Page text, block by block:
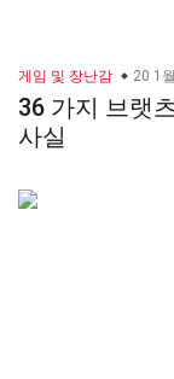
게임 및 장난감 20 1
36 가지 브랫
사실